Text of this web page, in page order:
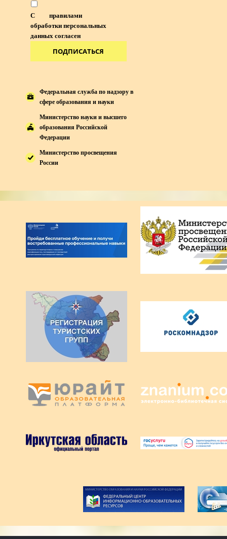
С
правилами
обработки персональных
данных согласен
ПОДПИСАТЬСЯ
Федеральная служба по надзору в
сфере образования и науки
Министерство науки и высшего
образования Российской
Федерации
Министерство просвещения
России